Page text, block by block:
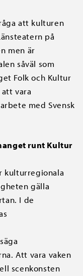
att kulturen
på
men är
såväl som
Folk och Kultur
att vara
med Svensk
runt Kultur
kulturregionala
gälla
I de
Att vara vaken
scenkonsten